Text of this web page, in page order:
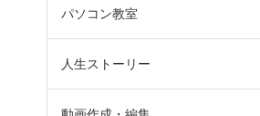
パソコン教室
人生ストーリー